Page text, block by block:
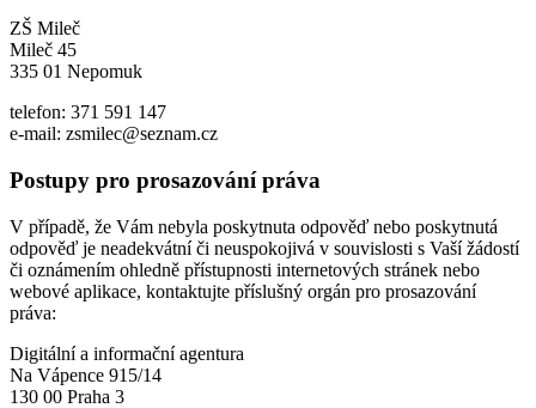
ZŠ Mileč
Mileč 45
335 01 Nepomuk
telefon: 371 591 147
e-mail: zsmilec@seznam.cz
Postupy pro prosazování práva
V případě, že Vám nebyla poskytnuta odpověď nebo poskytnutá
odpověď je neadekvátní či neuspokojivá v souvislosti s Vaší žádostí
či oznámením ohledně přístupnosti internetových stránek nebo
webové aplikace, kontaktujte příslušný orgán pro prosazování
práva:
Digitální a informační agentura
Na Vápence 915/14
130 00 Praha 3